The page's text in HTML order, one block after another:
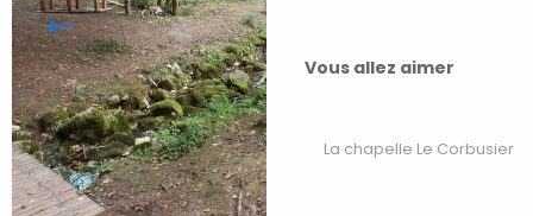
Vous allez aimer
La chapelle Le Corbusier